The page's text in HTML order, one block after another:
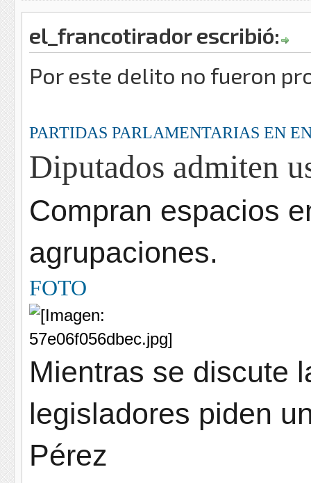
el_francotirador escribió:
Por este delito no fueron
PARTIDAS PARLAMENTARIAS EN
Diputados admiten
Compran espacios
agrupaciones.
FOTO
Mientras se discute
legisladores piden
Pérez